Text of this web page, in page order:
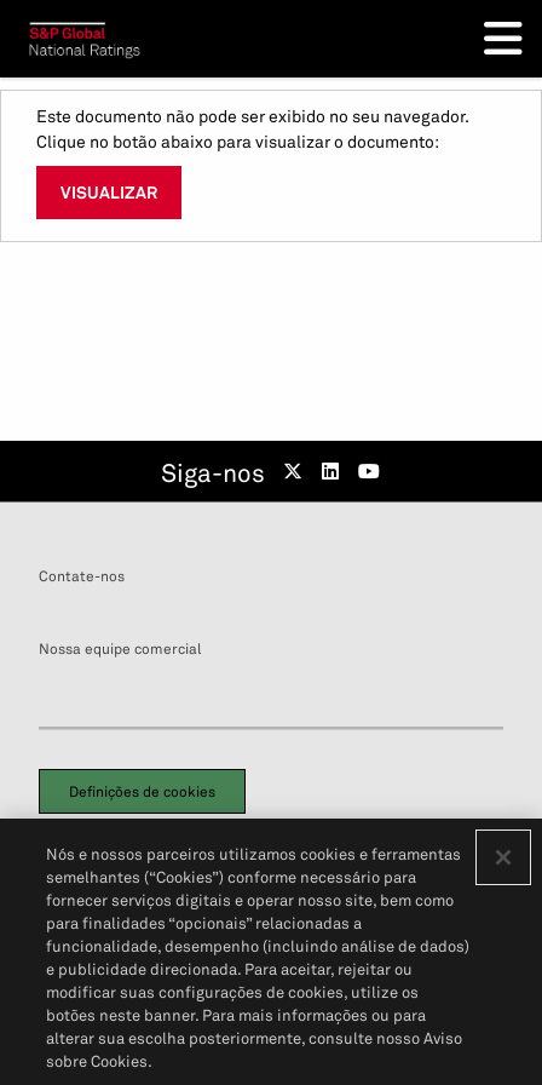
Este documento não pode ser exibido no seu navegador.
Clique no botão abaixo para visualizar o documento:
VISUALIZAR
Siga-nos
Contate-nos
Nossa equipe comercial
Definições de cookies
Política de PrivacidadePortal de privacidade do cliente (em inglês)
Não Venda Minhas Informações Pessoais© 2026 S&P Global
Nós e nossos parceiros utilizamos cookies e ferramentas
semelhantes (“Cookies”) conforme necessário para
fornecer serviços digitais e operar nosso site, bem como
para finalidades “opcionais” relacionadas a
funcionalidade, desempenho (incluindo análise de dados)
e publicidade direcionada. Para aceitar, rejeitar ou
modificar suas configurações de cookies, utilize os
botões neste banner. Para mais informações ou para
alterar sua escolha posteriormente, consulte nosso Aviso
sobre Cookies.